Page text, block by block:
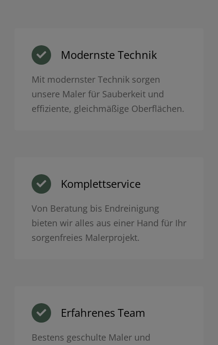
Modernste Technik
Mit modernster Technik sorgen
unsere Maler für Sauberkeit und
effiziente, gleichmäßige Oberflächen.
Komplettservice
Von Beratung bis Endreinigung
bieten wir alles aus einer Hand für Ihr
sorgenfreies Malerprojekt.
Erfahrenes Team
Bestens geschulte Maler und